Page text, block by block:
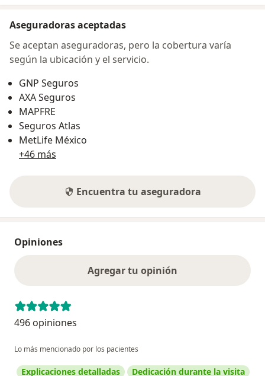
Aseguradoras aceptadas
Se aceptan aseguradoras, pero la cobertura varía
según la ubicación y el servicio.
GNP Seguros
AXA Seguros
MAPFRE
Seguros Atlas
MetLife México
+46 más
Encuentra tu aseguradora
Opiniones
Agregar tu opinión
496 opiniones
Lo más mencionado por los pacientes
Explicaciones detalladas
Dedicación durante la visita